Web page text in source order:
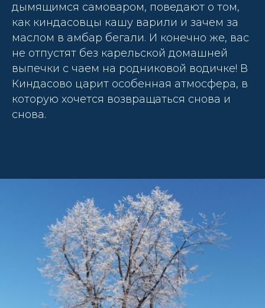
дымящимся самоваром, поведают о том,
как киндасовцы кашу варили и зачем за
маслом в амбар бегали. И конечно же, вас
не отпустят без карельской домашней
выпечки с чаем на родниковой водичке! В
Киндасово царит особенная атмосфера, в
которую хочется возвращаться снова и
снова.